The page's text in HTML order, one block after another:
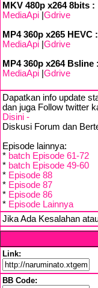
MKV 480p x264 8bits :
MediaApi Gdrive
MP4 360p x265 HEVC :
MediaApi Gdrive
MP4 360p x264 Bsline :
MediaApi Gdrive
Dapatkan info update
dan juga Follow twitter
Disini -
Diskusi Forum dan
Episode lainnya:
* batch Episode 61-72
* batch Episode 49-60
* Episode 88
* Episode 87
* Episode 86
* Episode Lainnya
Jika Ada Kesalahan
Link:
BB Code: